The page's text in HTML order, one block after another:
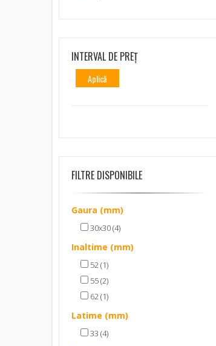
INTERVAL DE PREȚ
Aplică
FILTRE DISPONIBILE
Gaura (mm)
30x30 (4)
Inaltime (mm)
52 (1)
55 (2)
62 (1)
Latime (mm)
33 (4)